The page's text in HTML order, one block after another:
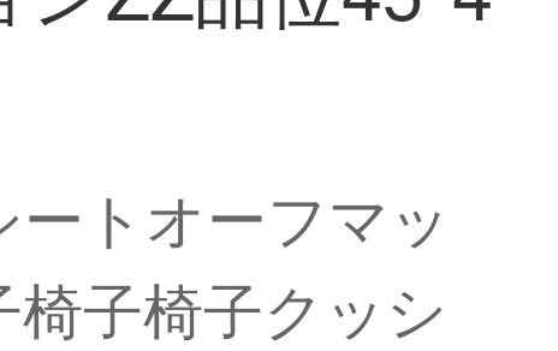
トオーフマッ
子椅子クッシ